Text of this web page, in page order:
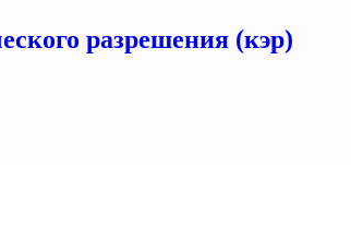
разрешения (кэр)